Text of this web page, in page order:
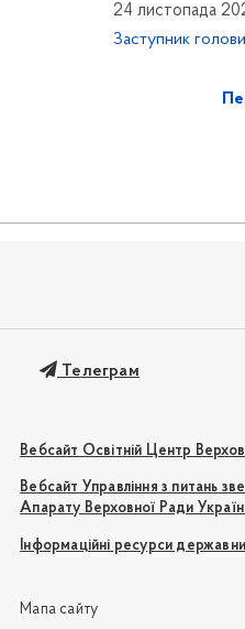
24 листопада
Заступник
Телеграм
Вебсайт Освітній Центр
Вебсайт Управління з питань
Апарату Верховної Ради
Інформаційні ресурси
Мапа сайту